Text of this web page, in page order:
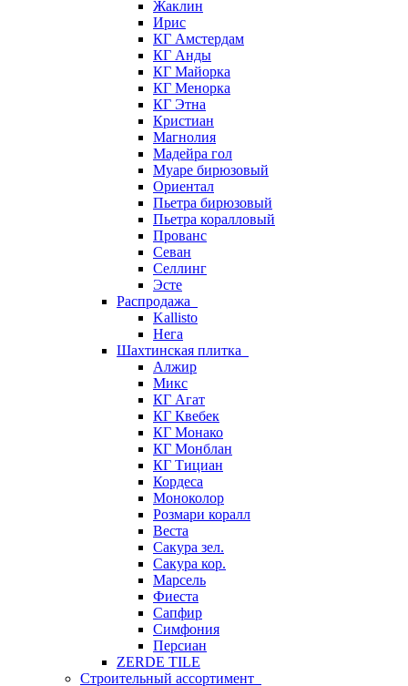
Жаклин
Ирис
КГ Амстердам
КГ Анды
КГ Майорка
КГ Менорка
КГ Этна
Кристиан
Магнолия
Мадейра гол
Муаре бирюзовый
Ориентал
Пьетра бирюзовый
Пьетра коралловый
Прованс
Севан
Селлинг
Эсте
Распродажа
Kallisto
Нега
Шахтинская плитка
Алжир
Микс
КГ Агат
КГ Квебек
КГ Монако
КГ Монблан
КГ Тициан
Кордеса
Моноколор
Розмари коралл
Веста
Сакура зел.
Сакура кор.
Марсель
Фиеста
Сапфир
Симфония
Персиан
ZERDE TILE
Строительный ассортимент